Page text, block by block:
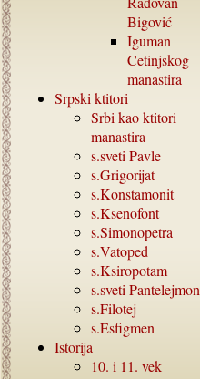
Bigović
Iguman
Cetinjskog
manastira
Srpski ktitori
Srbi kao ktitori
manastira
s.sveti Pavle
s.Grigorijat
s.Konstamonit
s.Ksenofont
s.Simonopetra
s.Vatoped
s.Ksiropotam
s.sveti Pantelejmon
s.Filotej
s.Esfigmen
Istorija
10. i 11. vek